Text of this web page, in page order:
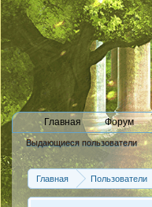
Главная Форум
Выдающиеся пользователи
Новые сообщения профиля
Главная
Пользователи